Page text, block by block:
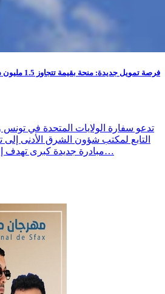
فرصة تمويل
تدعو سفارة الولايات المتحدة في
التابع لمكتب شؤون الشرق الأدنى
مبادرة جديدة كبرى تهدف إلى دعم الاستثمار الشفاف…